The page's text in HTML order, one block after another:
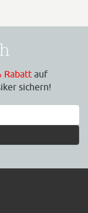
Rabatt auf
sichern!